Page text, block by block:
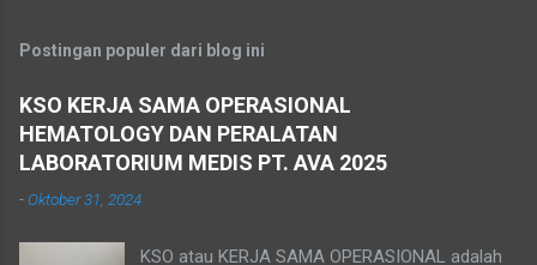
Postingan populer dari blog ini
KSO KERJA SAMA OPERASIONAL
HEMATOLOGY DAN PERALATAN
LABORATORIUM MEDIS PT. AVA 2025
-Oktober 31, 2024
KSO atau KERJA SAMA OPERASIONAL adalah